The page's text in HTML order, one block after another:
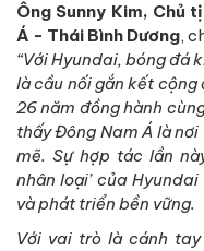
Ông Sunny Kim, Chủ
Á - Thái Bình Dương,
“Với Hyundai, bóng đá
là cầu nối gắn kết cộng
26 năm đồng hành
thấy Đông Nam Á là
mẽ. Sự hợp tác lần
nhân loại’ của
và phát triển bền vững.
Với vai trò là cánh